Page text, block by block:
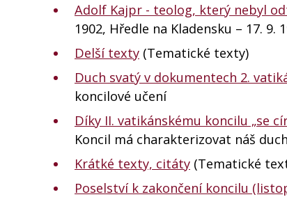
Adolf Kajpr - teolog, který nebyl
1902, Hředle na Kladensku – 17.
Delší texty (Tematické texty)
Duch svatý v dokumentech 2.
koncilové učení
Díky II. vatikánskému koncilu „se
Koncil má charakterizovat náš
Krátké texty, citáty (Tematické
Poselství k zakončení koncilu